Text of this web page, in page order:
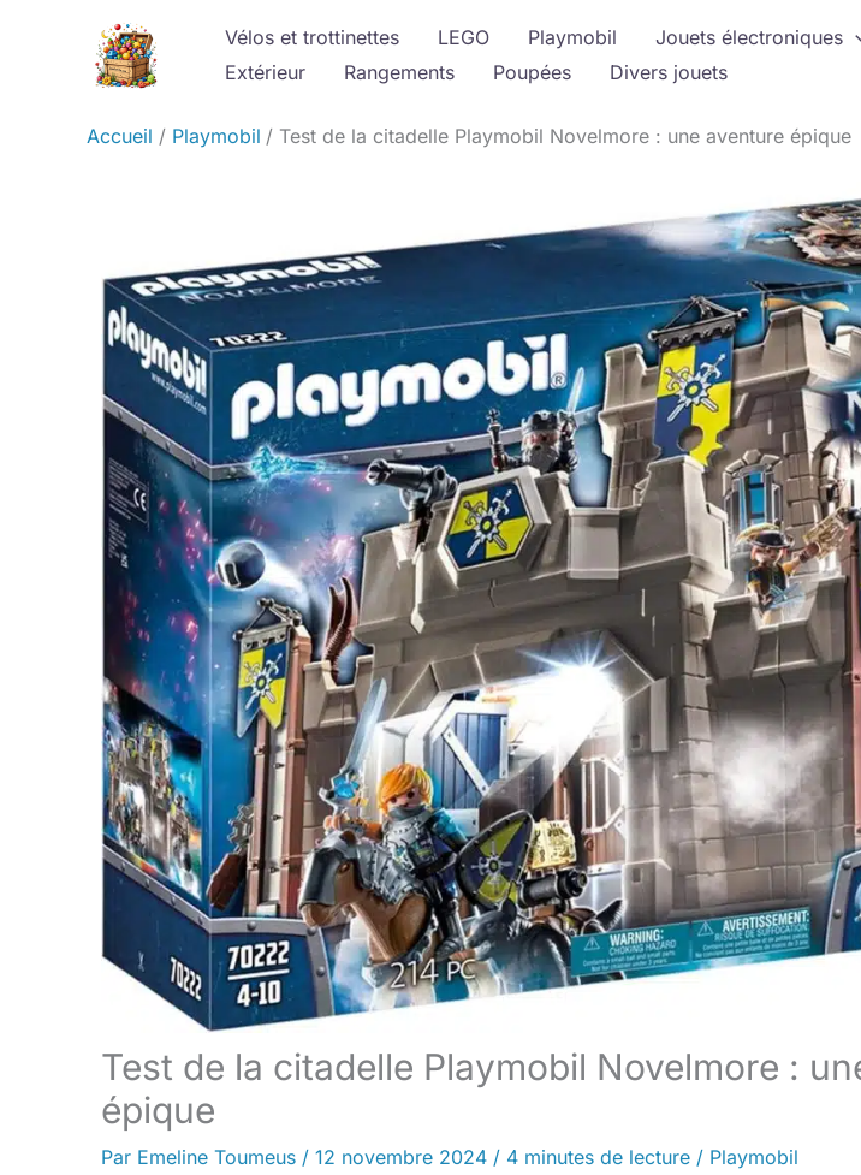
Vélos et trottinettes LEGO Playmobil Jouets électroniques
Extérieur
Rangements Poupées Divers jouets
Accueil Playmobil Test de la citadelle Playmobil Novelmore : une aventure épique
Test de la citadelle Playmobil Novelmore :
épique
Par Emeline Toumeus / 12 novembre 2024 / 4 minutes de lecture / Playmobil